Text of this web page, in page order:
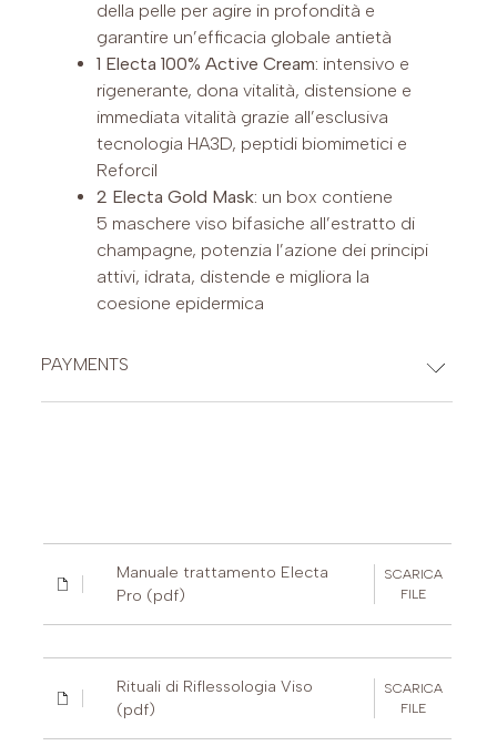
della pelle per agire in profondità e
garantire un’efficacia globale antietà
1 Electa 100% Active Cream: intensivo e
rigenerante, dona vitalità, distensione e
immediata vitalità grazie all’esclusiva
tecnologia HA3D, peptidi biomimetici e
Reforcil
2 Electa Gold Mask: un box contiene
5 maschere viso bifasiche all’estratto di
champagne, potenzia l’azione dei principi
attivi, idrata, distende e migliora la
coesione epidermica
PAYMENTS
PAYPAL (Possibility of payment in 3 installments (€30-2,000)
or up to 24 installments (€60-5,000))
Manuale trattamento Electa
Pro (pdf)
SCARICA
FILE
Rituali di Riflessologia Viso
(pdf)
SCARICA
FILE